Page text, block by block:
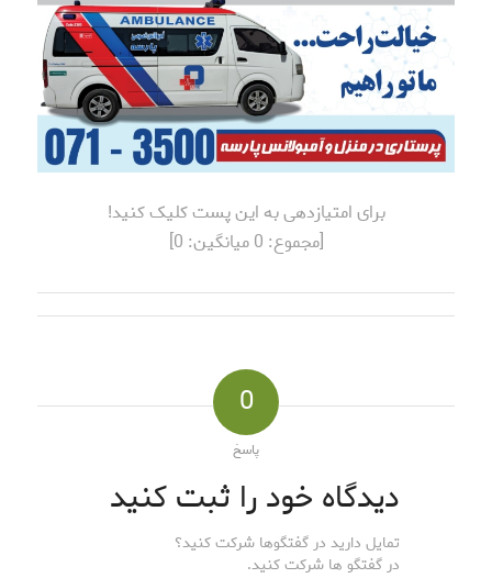
برای امتیازدهی به این پست کلیک کنید!
[مجموع: 0میانگین: 0
]
0
پاسخ
دیدگاه خود را ثبت کنید
تمایل دارید در گفتگوها شرکت کنید؟
در گفتگو ها شرکت کنید.